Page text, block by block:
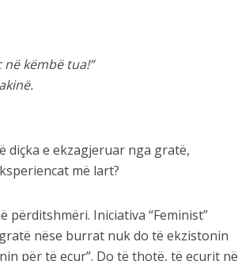
në këmbë tua!”
diçka e ekzagjeruar nga gratë,
më lart?
përditshmëri. Iniciativa “Feminist”
nëse burrat nuk do të ekzistonin
për të ecur”. Do të thotë, të ecurit në